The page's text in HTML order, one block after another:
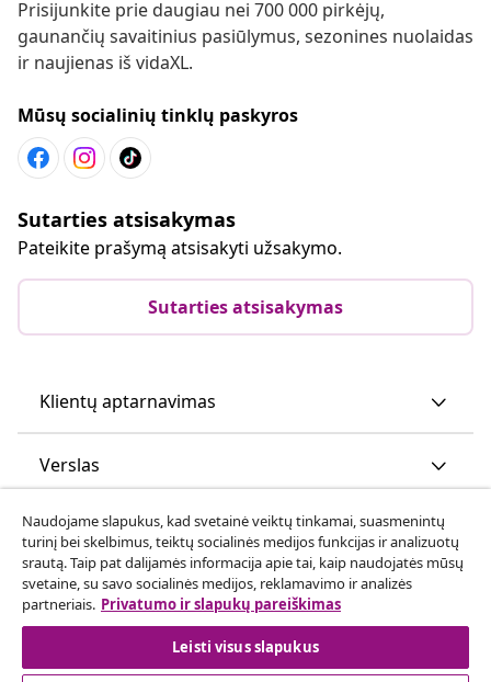
Prisijunkite prie daugiau nei 700 000 pirkėjų,
gaunančių savaitinius pasiūlymus, sezonines nuolaidas
ir naujienas iš vidaXL.
Mūsų socialinių tinklų paskyros
Sutarties atsisakymas
Pateikite prašymą atsisakyti užsakymo.
Sutarties atsisakymas
Klientų aptarnavimas
Verslas
vidaXL
Atraskite daugiau
Naudojame slapukus, kad svetainė veiktų tinkamai, suasmenintų
turinį bei skelbimus, teiktų socialinės medijos funkcijas ir analizuotų
srautą. Taip pat dalijamės informacija apie tai, kaip naudojatės mūsų
svetaine, su savo socialinės medijos, reklamavimo ir analizės
partneriais. Privatumo ir slapukų pareiškimas
Leisti visus slapukus